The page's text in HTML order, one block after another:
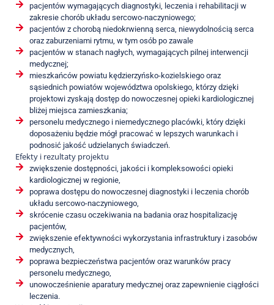
pacjentów wymagających diagnostyki, leczenia i rehabilitacji w
zakresie chorób układu sercowo-naczyniowego;
pacjentów z chorobą niedokrwienną serca, niewydolnością serca
oraz zaburzeniami rytmu, w tym osób po zawale
pacjentów w stanach nagłych, wymagających pilnej interwencji
medycznej;
mieszkańców powiatu kędzierzyńsko-kozielskiego oraz
sąsiednich powiatów województwa opolskiego, którzy dzięki
projektowi zyskają dostęp do nowoczesnej opieki kardiologicznej
bliżej miejsca zamieszkania;
personelu medycznego i niemedycznego placówki, który dzięki
doposażeniu będzie mógł pracować w lepszych warunkach i
podnosić jakość udzielanych świadczeń.
Efekty i rezultaty projektu
zwiększenie dostępności, jakości i kompleksowości opieki
kardiologicznej w regionie,
poprawa dostępu do nowoczesnej diagnostyki i leczenia chorób
układu sercowo-naczyniowego,
skrócenie czasu oczekiwania na badania oraz hospitalizację
pacjentów,
zwiększenie efektywności wykorzystania infrastruktury i zasobów
medycznych,
poprawa bezpieczeństwa pacjentów oraz warunków pracy
personelu medycznego,
unowocześnienie aparatury medycznej oraz zapewnienie ciągłości
leczenia.